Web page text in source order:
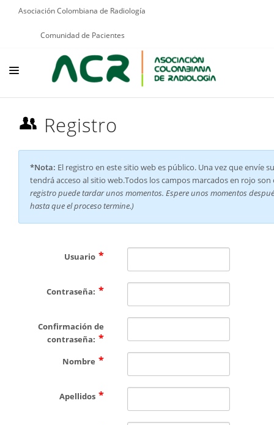
Asociación Colombiana de Radiología
Comunidad de Pacientes
EDUCACIÓN
PROGRAMAS INSTITUCIONALES
PROGRAMAS POR PATOLOGÍAS
GRUPOS CIENTÍFICOS
Registro
*Nota: El registro en este sitio web es público. Una vez que envíe
tendrá acceso al sitio web.Todos los campos marcados en rojo
registro puede tardar unos momentos. Espere unos momentos
hasta que el proceso termine.)
Usuario
Contraseña:
Confirmación de
contraseña:
Nombre
Apellidos